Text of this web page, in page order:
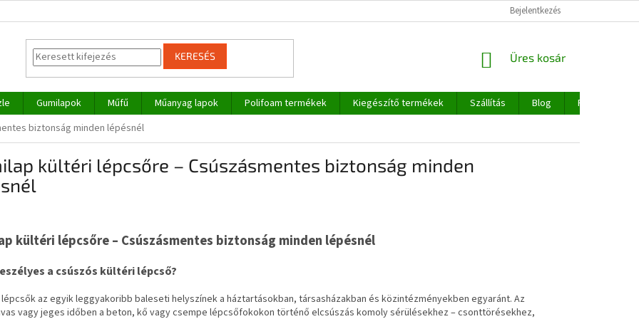
Bejelentkezés
KERESÉS KOSÁR
Üres kosár
Gumilapok Műfű Műanyag lapok Polifoam termékek Kiegészítő termékek Szállítás Blog
Rólunk
biztonság minden lépésnél
kültéri lépcsőre – Csúszásmentes biztonság minden
kültéri lépcsőre – Csúszásmentes biztonság minden lépésnél
a csúszós kültéri lépcső?
az egyik leggyakoribb baleseti helyszínek a háztartásokban, társasházakban és közintézményekben egyaránt. Az
vagy jeges időben a beton, kő vagy csempe lépcsőfokokon történő elcsúszás komoly sérülésekhez – csonttörésekhez,